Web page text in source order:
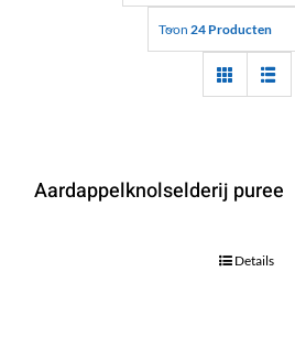
Toon 24 Producten
Aardappelknolselderij puree
Details